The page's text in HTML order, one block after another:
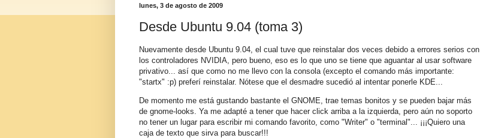
lunes, 3 de agosto de 2009
Desde Ubuntu 9.04 (toma 3)
Nuevamente desde Ubuntu 9.04, el cual tuve que reinstalar dos veces debido a errores serios con
los controladores NVIDIA, pero bueno, eso es lo que uno se tiene que aguantar al usar software
privativo... así que como no me llevo con la consola (excepto el comando más importante:
"startx" :p) preferí reinstalar. Nótese que el desmadre sucedió al intentar ponerle KDE...
De momento me está gustando bastante el GNOME, trae temas bonitos y se pueden bajar más
de gnome-looks. Ya me adapté a tener que hacer click arriba a la izquierda, pero aún no soporto
no tener un lugar para escribir mi comando favorito, como "Writer" o "terminal"... ¡¡¡Quiero una
caja de texto que sirva para buscar!!!